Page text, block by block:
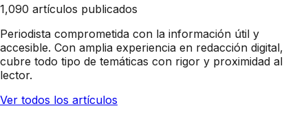
1,090 artículos publicados
Periodista comprometida con la información útil y
accesible. Con amplia experiencia en redacción digital,
cubre todo tipo de temáticas con rigor y proximidad al
lector.
Ver todos los artículos